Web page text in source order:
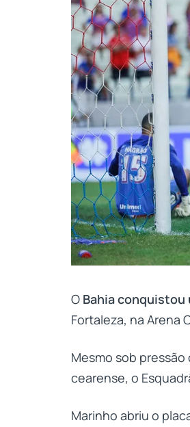
O Bahia
Fortaleza, na Arena
Mesmo sob
cearense, o
Marinho abriu o